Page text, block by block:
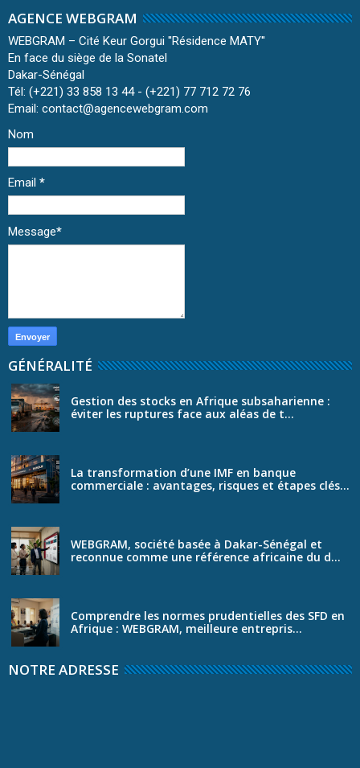
AGENCE WEBGRAM
WEBGRAM – Cité Keur Gorgui ''Résidence MATY''
En face du siège de la Sonatel
Dakar-Sénégal
Tél: (+221) 33 858 13 44 - (+221) 77 712 72 76
Email: contact@agencewebgram.com
Nom
Email *
Message*
GÉNÉRALITÉ
Gestion des stocks en Afrique subsaharienne :
éviter les ruptures face aux aléas de t...
La transformation d’une IMF en banque
commerciale : avantages, risques et étapes clés...
WEBGRAM, société basée à Dakar-Sénégal et
reconnue comme une référence africaine du d...
Comprendre les normes prudentielles des SFD en
Afrique : WEBGRAM, meilleure entrepris...
NOTRE ADRESSE